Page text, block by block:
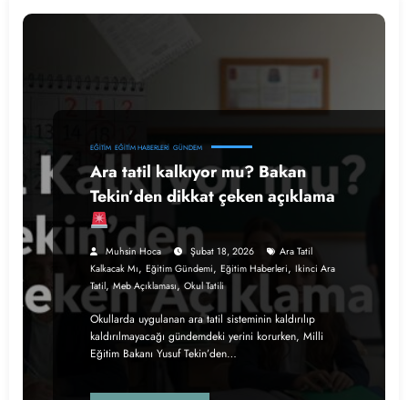
EĞITIM EĞITIM HABERLERI GÜNDEM
Ara tatil kalkıyor mu? Bakan
Tekin’den dikkat çeken açıklama
Muhsin Hoca Şubat 18, 2026
Ara Tatil
Kalkacak Mı, Eğitim Gündemi, Eğitim Haberleri, Ikinci Ara
Tatil,Meb Açıklaması, Okul Tatili
Okullarda uygulanan ara tatil sisteminin kaldırılıp
kaldırılmayacağı gündemdeki yerini korurken, Milli
Eğitim Bakanı Yusuf Tekin’den…